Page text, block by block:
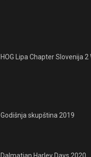
HOG Lipa Chapter Slovenija
Godišnja skupština 2019
Dalmatian Harley Days 2020